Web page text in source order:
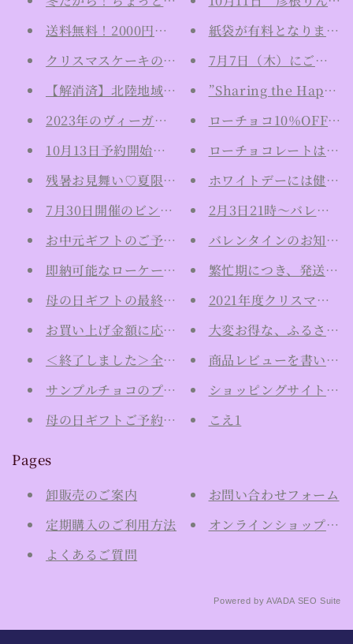
送料無料！2000円分クーポン付き！お歳暮ギフト
クリスマスケーキのご注文は12月17日まで！！
【解消済】北陸地域への配送ができなかった不具合
2023年のヴィーガンクリスマスケーキは11月5日よ
10月13日予約開始！ハロウィンケーキ
残暑お見舞い♡夏限定ひんやりケーキ再販開始しま
7月30日開催のビンゴゲーム大会オンライン参加チ
お中元ギフトのご予約受付中です！
即納可能なローケーキございます！
母の日ギフトの最終締切は5月11日まで！
お買い上げ金額に応じて送料無料をお試しで開始！
＜終了しました＞全国どこでも送料無料キャンペー
サンプルチョコのプレゼント実施中！
母の日ギフトご予約開始は4月20日から！
紙袋が有料となります。
7月7日（木）にご予約
”Sharing the
ローチョコ10％OFFセ
ローチョコレートは店
ホワイトデーには健康
2月3日21時〜バレンタ
バレンタインのお知ら
繁忙期につき、発送ま
2021年度クリスマスの
大変お得な、ふるさと
商品レビューを書いて
ショッピングサイトリ
こえ1
Pages
卸販売のご案内
定期購入のご利用方法
よくあるご質問
お問い合わせフォーム
オンラインショップご
Powered by AVADA SEO Suite